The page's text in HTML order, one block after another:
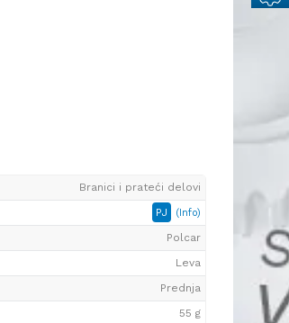
Branici i prateći delovi
PJ (Info)
Polcar
Leva
Prednja
55 g